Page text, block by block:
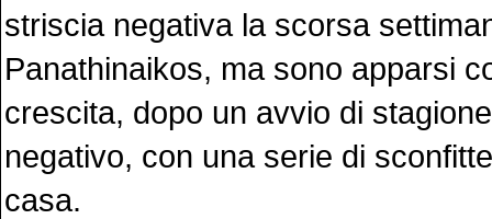
striscia negativa la scorsa
Panathinaikos, ma sono apparsi
crescita, dopo un avvio di
negativo, con una serie di
casa.